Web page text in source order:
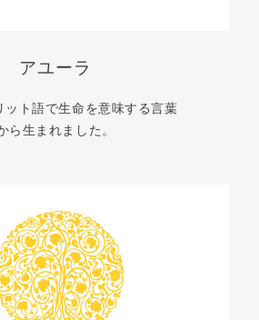
アユーラ
ット語で生命を意味する言葉
ら生まれました。